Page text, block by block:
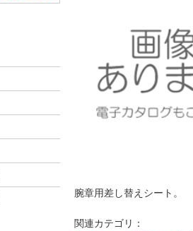
腕章用差し替えシート。
関連カテゴリ：